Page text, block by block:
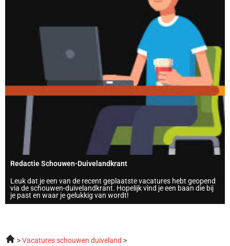
Redactie Schouwen-Duivelandkrant
Leuk dat je een van de recent geplaatste vacatures hebt geopend
via de schouwen-duivelandkrant. Hopelijk vind je een baan die bij
je past en waar je gelukkig van wordt!
Vacatures schouwen duiveland